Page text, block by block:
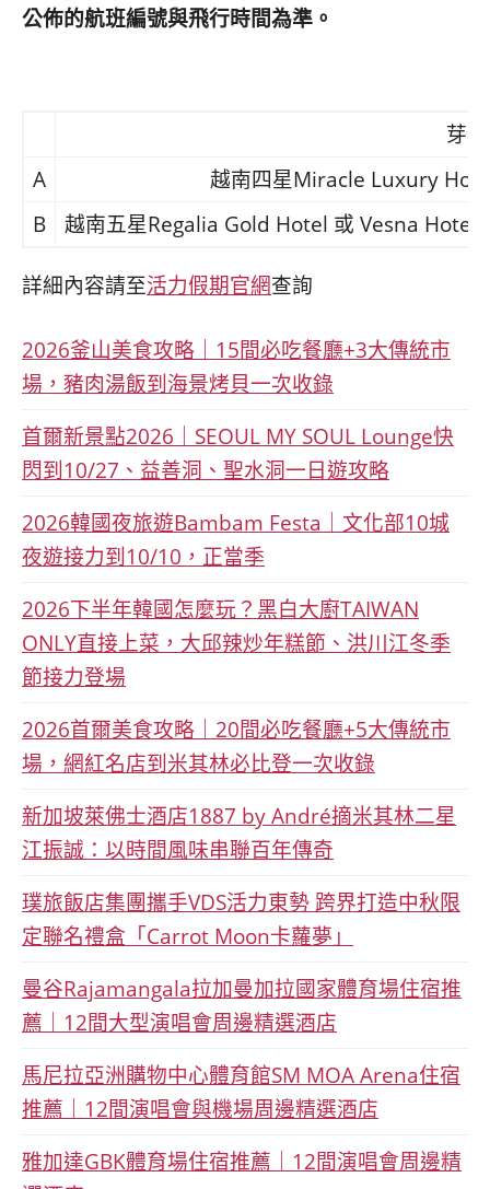
公佈的航班編號與飛行時間為準。
芽
A
越南四星Miracle Luxury
B
越南五星Regalia Gold Hotel 或 Vesna
詳細內容請至活力假期官網查詢
2026釜山美食攻略｜15間必吃餐廳+3大傳統市
場，豬肉湯飯到海景烤貝一次收錄
首爾新景點2026｜SEOUL MY SOUL Lounge快
閃到10/27、益善洞、聖水洞一日遊攻略
2026韓國夜旅遊Bambam Festa｜文化部10城
夜遊接力到10/10，正當季
2026下半年韓國怎麼玩？黑白大廚TAIWAN
ONLY直接上菜，大邱辣炒年糕節、洪川江冬季
節接力登場
2026首爾美食攻略｜20間必吃餐廳+5大傳統市
場，網紅名店到米其林必比登一次收錄
新加坡萊佛士酒店1887 by André摘米其林二星
江振誠：以時間風味串聯百年傳奇
璞旅飯店集團攜手VDS活力東勢 跨界打造中秋限
定聯名禮盒「Carrot Moon卡蘿夢」
曼谷Rajamangala拉加曼加拉國家體育場住宿推
薦｜12間大型演唱會周邊精選酒店
馬尼拉亞洲購物中心體育館SM MOA Arena住宿
推薦｜12間演唱會與機場周邊精選酒店
雅加達GBK體育場住宿推薦｜12間演唱會周邊精